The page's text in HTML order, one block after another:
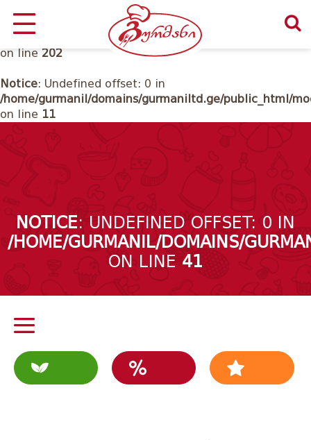
Notice
: Undefined offset: 0 in
/home/gurmanil/domains/gurmaniltd.ge/public_html/
on line 202
Notice: Undefined offset: 0 in
/home/gurmanil/domains/gurmaniltd.ge/public_html/
on line 11
NOTICE: UNDEFINED OFFSET: 0 IN
/HOME/GURMANIL/DOMAINS/
ON LINE 41